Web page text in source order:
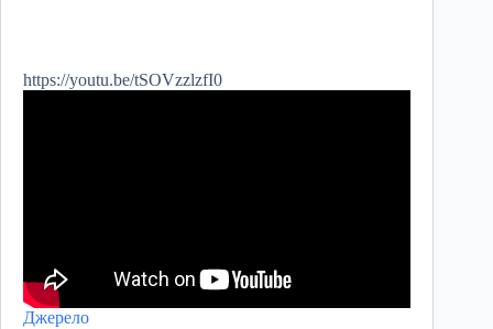
https://youtu.be/tSOVzzlzfI0
Джерело